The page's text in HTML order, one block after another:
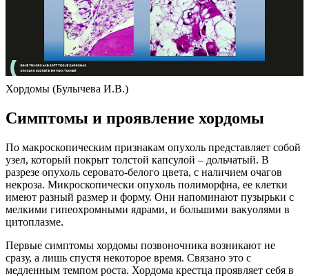
Хордомы (Булычева И.В.)
Симптомы и проявление хордомы
По макроскопическим признакам опухоль представляет собой
узел, который покрыт толстой капсулой – дольчатый. В
разрезе опухоль серовато-белого цвета, с наличием очагов
некроза. Микроскопически опухоль полиморфна, ее клетки
имеют разный размер и форму. Они напоминают пузырьки с
мелкими гипеохромными ядрами, и большими вакуолями в
цитоплазме.
Первые симптомы хордомы позвоночника возникают не
сразу, а лишь спустя некоторое время. Связано это с
медленным темпом роста. Хордома крестца проявляет себя в